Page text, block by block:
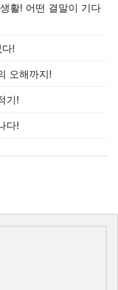
활! 어떤 결말이 기다
!
오해까지!
기!
다!